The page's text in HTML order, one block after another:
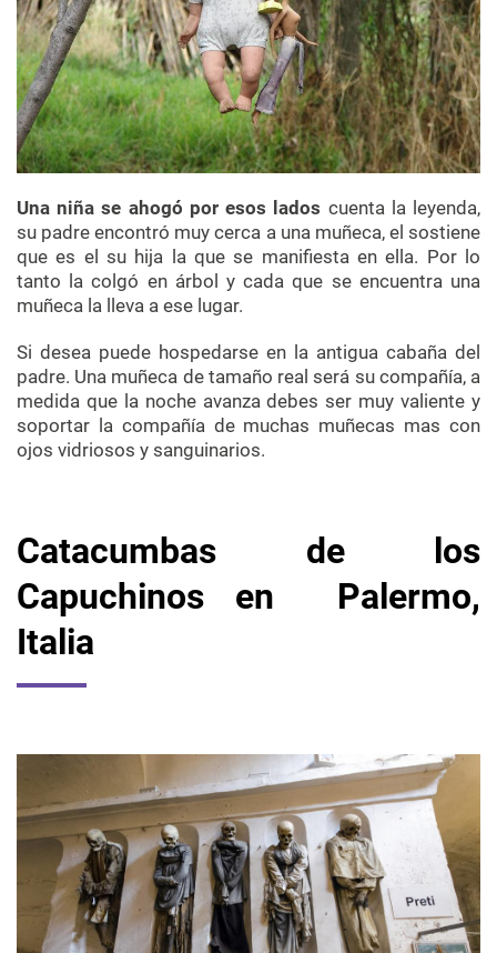
Una niña se ahogó por esos lados cuenta la leyenda,
su padre encontró muy cerca a una muñeca, el sostiene
que es el su hija la que se manifiesta en ella. Por lo
tanto la colgó en árbol y cada que se encuentra una
muñeca la lleva a ese lugar.
Si desea puede hospedarse en la antigua cabaña del
padre. Una muñeca de tamaño real será su compañía, a
medida que la noche avanza debes ser muy valiente y
soportar la compañía de muchas muñecas mas con
ojos vidriosos y sanguinarios.
Catacumbas de los
Capuchinos en Palermo,
Italia